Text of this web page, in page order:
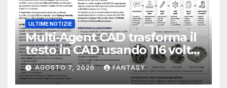
ULTIME NOTIZIE
Multi-Agent CAD trasforma il
testo in CAD usando 116 volte
meno token
AGOSTO 7, 2026 FANTASY